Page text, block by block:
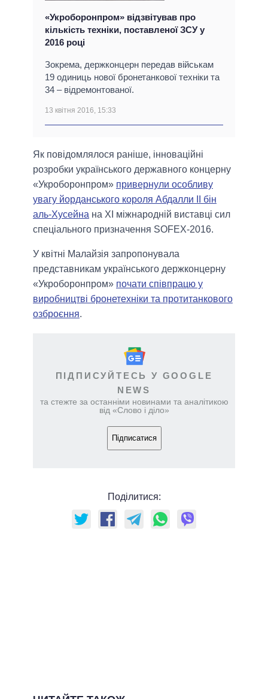
«Укроборонпром» відзвітував про
кількість техніки, поставленої ЗСУ у
2016 році
Зокрема, держконцерн передав військам
19 одиниць нової бронетанкової техніки та
34 – відремонтованої.
13 квітня 2016, 15:33
Як повідомлялося раніше, інноваційні
розробки українського державного концерну
«Укроборонпром» привернули особливу
увагу йорданського короля Абдалли II бін
аль-Хусейна на XI міжнародній виставці сил
спеціального призначення SOFEX-2016.
У квітні Малайзія запропонувала
представникам українського держконцерну
«Укроборонпром» почати співпрацю у
виробництві бронетехніки та протитанкового
озброєння.
ПІДПИСУЙТЕСЬ У GOOGLE
NEWS
та стежте за останніми новинами та аналітикою
від «Слово і діло»
Підписатися
Поділитися: